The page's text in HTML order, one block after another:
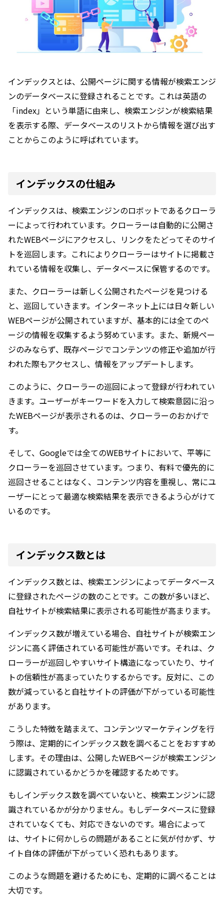
インデックスとは、公開ページに関する情報が検索エンジ
ンのデータベースに登録されることです。これは英語の
「index」という単語に由来し、検索エンジンが検索結果
を表示する際、データベースのリストから情報を選び出す
ことからこのように呼ばれています。
インデックスの仕組み
インデックスは、検索エンジンのロボットであるクローラ
ーによって行われています。クローラーは自動的に公開さ
れたWEBページにアクセスし、リンクをたどってそのサイ
トを巡回します。これによりクローラーはサイトに掲載さ
れている情報を収集し、データベースに保管するのです。
また、クローラーは新しく公開されたページを見つける
と、巡回していきます。インターネット上には日々新しい
WEBページが公開されていますが、基本的には全てのペ
ージの情報を収集するよう努めています。また、新規ペー
ジのみならず、既存ページでコンテンツの修正や追加が行
われた際もアクセスし、情報をアップデートします。
このように、クローラーの巡回によって登録が行われてい
きます。ユーザーがキーワードを入力して検索意図に沿っ
たWEBページが表示されるのは、クローラーのおかげで
す。
そして、Googleでは全てのWEBサイトにおいて、平等に
クローラーを巡回させています。つまり、有料で優先的に
巡回させることはなく、コンテンツ内容を重視し、常にユ
ーザーにとって最適な検索結果を表示できるよう心がけて
いるのです。
インデックス数とは
インデックス数とは、検索エンジンによってデータベース
に登録されたページの数のことです。この数が多いほど、
自社サイトが検索結果に表示される可能性が高まります。
インデックス数が増えている場合、自社サイトが検索エン
ジンに高く評価されている可能性が高いです。それは、ク
ローラーが巡回しやすいサイト構造になっていたり、サイ
トの信頼性が高まっていたりするからです。反対に、この
数が減っていると自社サイトの評価が下がっている可能性
があります。
こうした特徴を踏まえて、コンテンツマーケティングを行
う際は、定期的にインデックス数を調べることをおすすめ
します。その理由は、公開したWEBページが検索エンジン
に認識されているかどうかを確認するためです。
もしインデックス数を調べていないと、検索エンジンに認
識されているかが分かりません。もしデータベースに登録
されていなくても、対応できないのです。場合によって
は、サイトに何かしらの問題があることに気が付かず、サ
イト自体の評価が下がっていく恐れもあります。
このような問題を避けるためにも、定期的に調べることは
大切です。